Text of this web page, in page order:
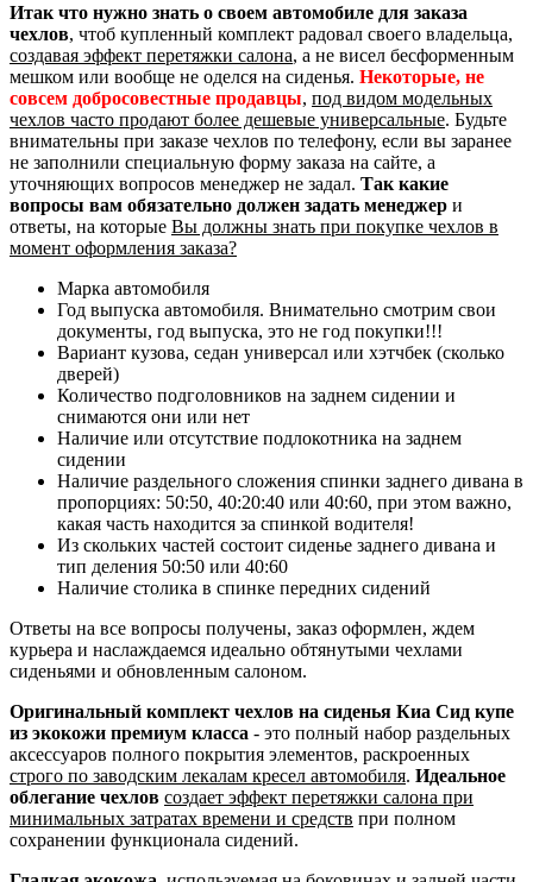
Итак что нужно знать о своем автомобиле для заказа
чехлов, чтоб купленный комплект радовал своего владельца,
создавая эффект перетяжки салона, а не висел бесформенным
мешком или вообще не оделся на сиденья. Некоторые, не
совсем добросовестные продавцы, под видом модельных
чехлов часто продают более дешевые универсальные. Будьте
внимательны при заказе чехлов по телефону, если вы заранее
не заполнили специальную форму заказа на сайте, а
уточняющих вопросов менеджер не задал. Так какие
вопросы вам обязательно должен задать менеджер и
ответы, на которые Вы должны знать при покупке чехлов в
момент оформления заказа?
Марка автомобиля
Год выпуска автомобиля. Внимательно смотрим свои
документы, год выпуска, это не год покупки!!!
Вариант кузова, седан универсал или хэтчбек (сколько
дверей)
Количество подголовников на заднем сидении и
снимаются они или нет
Наличие или отсутствие подлокотника на заднем
сидении
Наличие раздельного сложения спинки заднего дивана в
пропорциях: 50:50, 40:20:40 или 40:60, при этом важно,
какая часть находится за спинкой водителя!
Из скольких частей состоит сиденье заднего дивана и
тип деления 50:50 или 40:60
Наличие столика в спинке передних сидений
Ответы на все вопросы получены, заказ оформлен, ждем
курьера и наслаждаемся идеально обтянутыми чехлами
сиденьями и обновленным салоном.
Оригинальный комплект чехлов на сиденья Киа Сид купе
из экокожи премиум класса - это полный набор раздельных
аксессуаров полного покрытия элементов, раскроенных
строго по заводским лекалам кресел автомобиля. Идеальное
облегание чехлов создает эффект перетяжки салона при
минимальных затратах времени и средств при полном
сохранении функционала сидений.